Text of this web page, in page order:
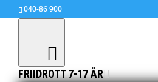
040-86 900
FRIIDROTT 7-17 ÅR